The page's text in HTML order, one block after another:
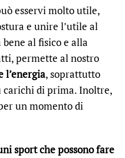
esservi molto utile,
e unire l’utile al
al fisico e alla
permette al nostro
l’energia, soprattutto
di prima. Inoltre,
un momento di
sport che possono fare